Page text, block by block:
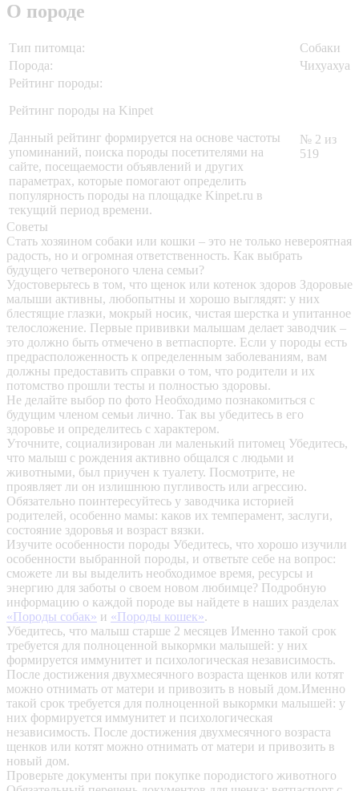
О породе
Тип питомца:
Собаки
Порода:
Чихуахуа
Рейтинг породы:
Рейтинг породы на Kinpet
Данный рейтинг формируется на основе частоты
упоминаний, поиска породы посетителями на
сайте, посещаемости объявлений и других
параметрах, которые помогают определить
популярность породы на площадке Kinpet.ru в
текущий период времени.
№ 2 из
519
Советы
Стать хозяином собаки или кошки – это не только невероятная
радость, но и огромная ответственность. Как выбрать
будущего четвероного члена семьи?
Удостоверьтесь в том, что щенок или котенок здоров Здоровые
малыши активны, любопытны и хорошо выглядят: у них
блестящие глазки, мокрый носик, чистая шерстка и упитанное
телосложение. Первые прививки малышам делает заводчик –
это должно быть отмечено в ветпаспорте. Если у породы есть
предрасположенность к определенным заболеваниям, вам
должны предоставить справки о том, что родители и их
потомство прошли тесты и полностью здоровы.
Не делайте выбор по фото Необходимо познакомиться с
будущим членом семьи лично. Так вы убедитесь в его
здоровье и определитесь с характером.
Уточните, социализирован ли маленький питомец Убедитесь,
что малыш с рождения активно общался с людьми и
животными, был приучен к туалету. Посмотрите, не
проявляет ли он излишнюю пугливость или агрессию.
Обязательно поинтересуйтесь у заводчика историей
родителей, особенно мамы: каков их темперамент, заслуги,
состояние здоровья и возраст вязки.
Изучите особенности породы Убедитесь, что хорошо изучили
особенности выбранной породы, и ответьте себе на вопрос:
сможете ли вы выделить необходимое время, ресурсы и
энергию для заботы о своем новом любимце? Подробную
информацию о каждой породе вы найдете в наших разделах
«Породы собак» и «Породы кошек».
Убедитесь, что малыш старше 2 месяцев Именно такой срок
требуется для полноценной выкормки малышей: у них
формируется иммунитет и психологическая независимость.
После достижения двухмесячного возраста щенков или котят
можно отнимать от матери и привозить в новый дом.Именно
такой срок требуется для полноценной выкормки малышей: у
них формируется иммунитет и психологическая
независимость. После достижения двухмесячного возраста
щенков или котят можно отнимать от матери и привозить в
новый дом.
Проверьте документы при покупке породистого животного